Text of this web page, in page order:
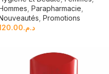
Parapharmacie
Promotions
د.م.